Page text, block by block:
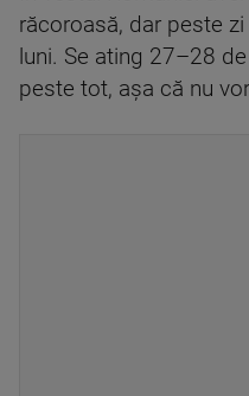
răcoroasă, dar peste
luni. Se ating 27–28
peste tot, așa că nu